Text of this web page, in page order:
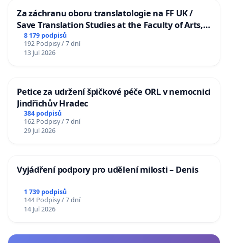
Za záchranu oboru translatologie na FF UK /
Save Translation Studies at the Faculty of Arts,
Charles University
8 179 podpisů
192 Podpisy / 7 dní
13 Jul 2026
Petice za udržení špičkové péče ORL v nemocnici
Jindřichův Hradec
384 podpisů
162 Podpisy / 7 dní
29 Jul 2026
Vyjádření podpory pro udělení milosti – Denis
1 739 podpisů
144 Podpisy / 7 dní
14 Jul 2026